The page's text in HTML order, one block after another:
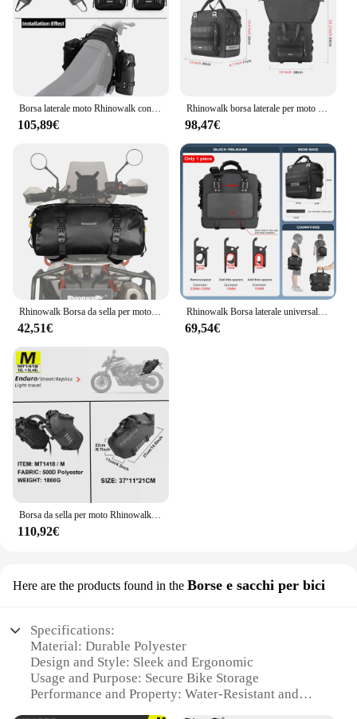
Borsa laterale moto Rhinowalk con Base impermeabile 12L/16L/20L/30L borsa sedile posteriore rimovibile bagaglio moto multifunzionale
105,89€
Rhinowalk borsa laterale per moto impermeabile 1Pc a sgancio rapido 3D Cube 25L-32L accessori per scatola di coda per bagagli da viaggio per moto
98,47€
Rhinowalk Borsa da sella per moto 20L/45L/65L Motore impermeabile Sedile posteriore Borsa da viaggio per bagagli ad asciugatura rapida
42,51€
Rhinowalk Borsa laterale universale per moto 20L-30L con borsa interna rimovibile impermeabile al 100% Bagagli da viaggio per moto
69,54€
Borsa da sella per moto Rhinowalk 48L/28L/18L 100% impermeabile 2 pezzi borsa da viaggio per sedile posteriore laterale per moto borsa asciutta da viaggio
110,92€
Here are the products found in the Borse e sacchi per bici
Specifications:
Material: Durable Polyester
Design and Style: Sleek and Ergonomic
Usage and Purpose: Secure Bike Storage
Performance and Property: Water-Resistant and